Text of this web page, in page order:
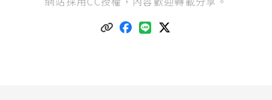
I 律師以保障人權、實現社會正義及促進民主法治
II 律師應基於前項使命，本於自律自治之精神，誠